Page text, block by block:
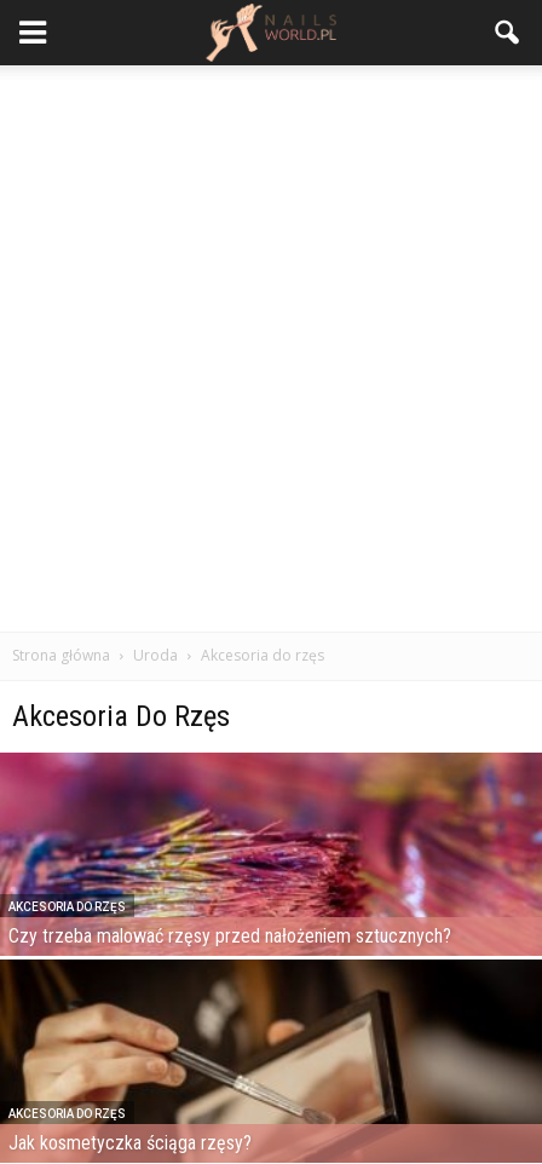
Strona główna Uroda Akcesoria do rzęs
Akcesoria Do Rzęs
AKCESORIA DO RZĘS
Czy trzeba malować rzęsy przed nałożeniem sztucznych?
AKCESORIA DO RZĘS
Jak kosmetyczka ściąga rzęsy?